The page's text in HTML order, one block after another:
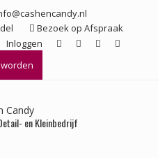
Bezoek op Afspraak
Inloggen
en Kleinbedrijf